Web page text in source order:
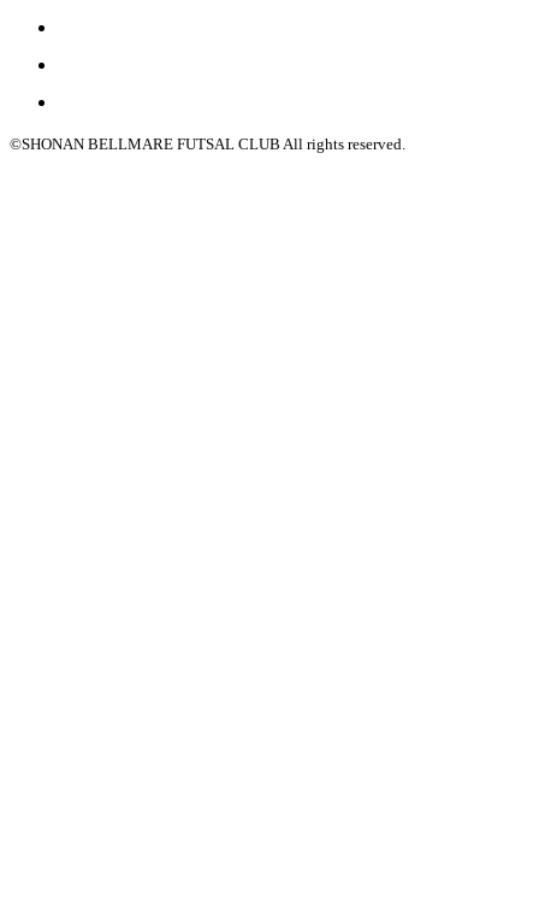
©SHONAN BELLMARE FUTSAL CLUB All rights reserved.